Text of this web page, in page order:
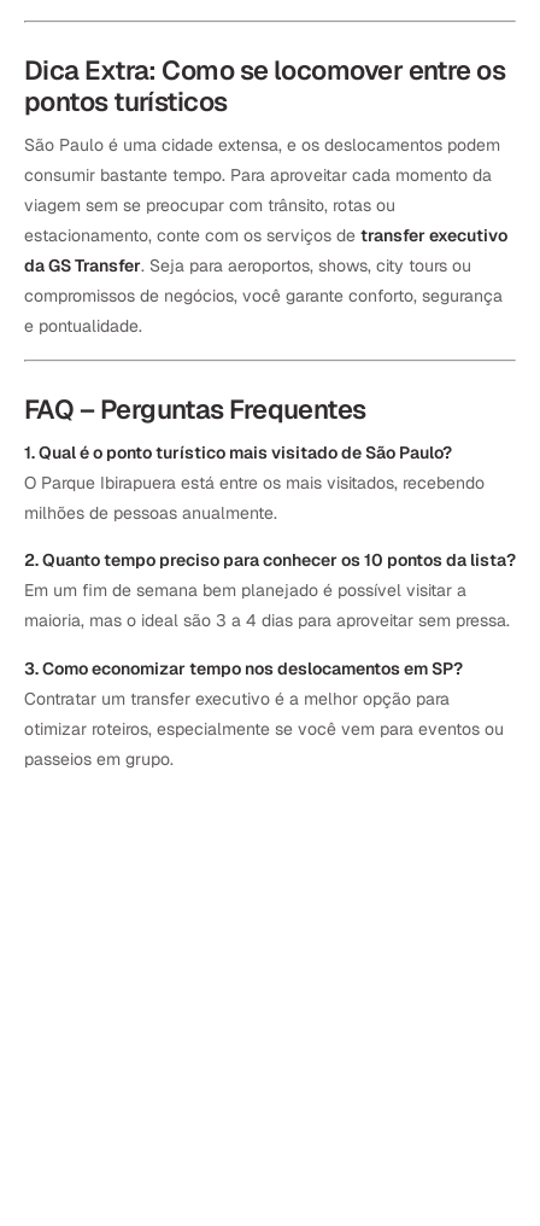
Dica Extra: Como se locomover entre os
pontos turísticos
São Paulo é uma cidade extensa, e os deslocamentos podem
consumir bastante tempo. Para aproveitar cada momento da
viagem sem se preocupar com trânsito, rotas ou
estacionamento, conte com os serviços de transfer executivo
da GS Transfer. Seja para aeroportos, shows, city tours ou
compromissos de negócios, você garante conforto, segurança
e pontualidade.
FAQ – Perguntas Frequentes
1. Qual é o ponto turístico mais visitado de São Paulo?
O Parque Ibirapuera está entre os mais visitados, recebendo
milhões de pessoas anualmente.
2. Quanto tempo preciso para conhecer os 10 pontos da lista?
Em um fim de semana bem planejado é possível visitar a
maioria, mas o ideal são 3 a 4 dias para aproveitar sem pressa.
3. Como economizar tempo nos deslocamentos em SP?
Contratar um transfer executivo é a melhor opção para
otimizar roteiros, especialmente se você vem para eventos ou
passeios em grupo.